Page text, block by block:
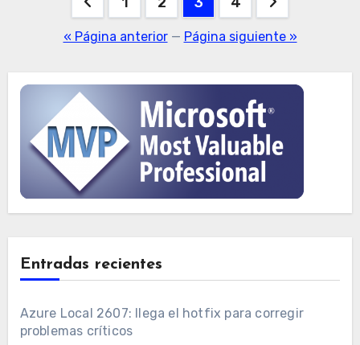
« Página anterior— Página siguiente »
Entradas recientes
Azure Local 2607: llega el hotfix para corregir
problemas críticos